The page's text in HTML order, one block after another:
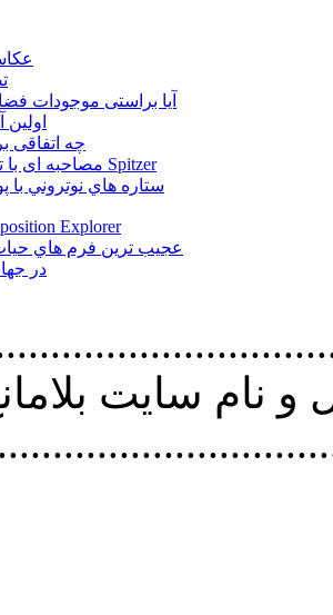
آیا براستی موجودات
چه اتفاقی
مصاحبه ای با تلسکوپ فضایی Spitzer
ستاره هاي نوتروني با
Explorer
عجیب ترین فرم هاي
در
نام سايت